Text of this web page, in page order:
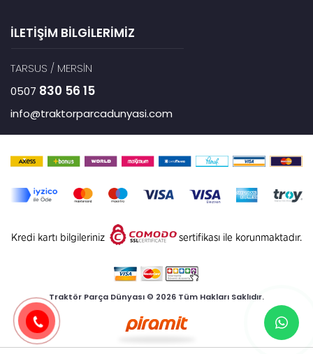
İLETİŞİM BİLGİLERİMİZ
TARSUS / MERSİN
0507 830 56 15
info@traktorparcadunyasi.com
Traktör Parça Dünyası © 2026 Tüm Hakları Saklıdır.